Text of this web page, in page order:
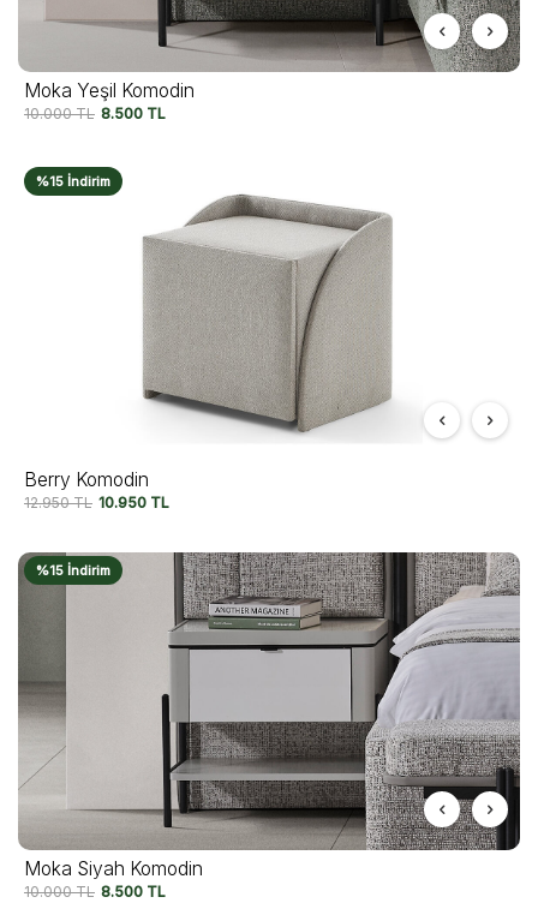
Moka Yeşil Komodin
10.000TL 8.500 TL
%15 İndirim
Berry Komodin
12.950TL 10.950 TL
%15 İndirim
Moka Siyah Komodin
10.000TL 8.500 TL